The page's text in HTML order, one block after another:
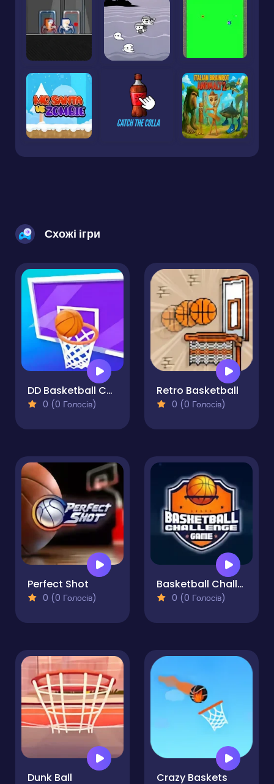
Схожі ігри
DD Basketball Challenge
0 (0 Голосів)
Retro Basketball
0 (0 Голосів)
Perfect Shot
0 (0 Голосів)
Basketball Challenge
0 (0 Голосів)
Dunk Ball Crazy Baskets